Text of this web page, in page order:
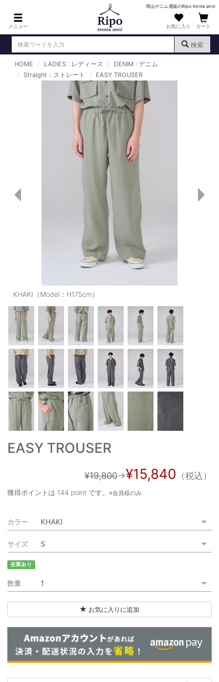
メニュー
岡山デニム通販のRipo trenta anni
お気に入り カート
検索
ログイン （新規会員登録 ）
DENIM : デニム
PANTS : パンツ
TOPS : トップス
T-SHIRT : Tシャツ
KNIT : ニット
OUTERS : アウター
LADIES : レディース
DENIM : デニム
PANTS/SKIRT : パンツ・スカート
TOPS : トップス
OUTERS : アウター
OUTLET : アウトレット
MENS : メンズ
LADIES : レディース
新規会員登録
お買い物カゴ
ご利用ガイド
ご利用規約
HOME LADIES : レディース
DENIM : デニム
Straight：ストレート
EASY TROUSER
KHAKI（Model：H175cm）
EASY TROUSER
¥19,800→¥15,840 （税込）
獲得ポイントは 144 point です。 ※会員様のみ
カラー
サイズ
在庫あり
数量
お気に入りに追加